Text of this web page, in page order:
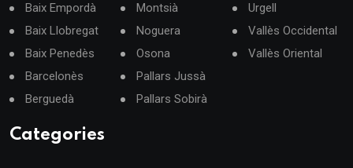
Baix Empordà
Baix Llobregat
Baix Penedès
Barcelonès
Berguedà
Montsià
Noguera
Osona
Pallars Jussà
Pallars Sobirà
Urgell
Vallès Occidental
Vallès Oriental
Categories